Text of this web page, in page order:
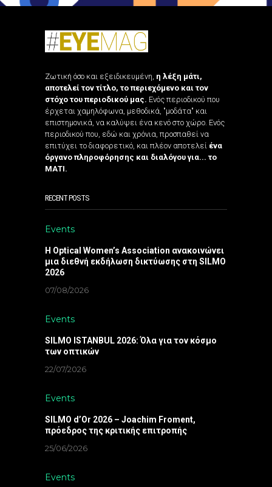
Ζωτική όσο και εξειδικευμένη, η λέξη μάτι,
αποτελεί τον τίτλο, το περιεχόμενο και τον
στόχο του περιοδικού μας. Ενός περιοδικού που
έρχεται χαμηλόφωνα, μεθοδικά, "μοδάτα" και
επιστημονικά, να καλύψει ένα κενό στο χώρο. Ενός
περιοδικού που, εδώ και χρόνια, προσπαθεί να
επιτύχει το διαφορετικό, και πλέον αποτελεί ένα
όργανο πληροφόρησης και διαλόγου για... το
ΜΑΤΙ.
RECENT POSTS
Events
Η Optical Women’s Association ανακοινώνει
μια διεθνή εκδήλωση δικτύωσης στη SILMO
2026
07/08/2026
Events
SILMO ISTANBUL 2026: Όλα για τον κόσμο
των οπτικών
22/07/2026
Events
SILMO d’Or 2026 – Joachim Froment,
πρόεδρος της κριτικής επιτροπής
25/06/2026
Events